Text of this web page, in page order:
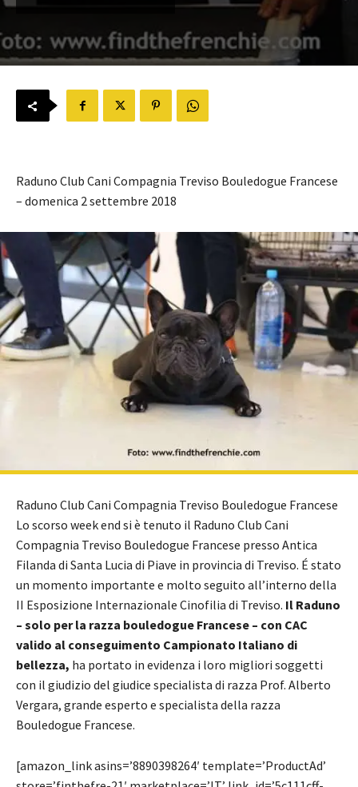
Raduno Club Cani Compagnia Treviso Bouledogue Francese
– domenica 2 settembre 2018
Raduno Club Cani Compagnia Treviso Bouledogue Francese
Lo scorso week end si è tenuto il Raduno Club Cani
Compagnia Treviso Bouledogue Francese presso Antica
Filanda di Santa Lucia di Piave in provincia di Treviso. É stato
un momento importante e molto seguito all’interno della
II Esposizione Internazionale Cinofilia di Treviso. Il Raduno
– solo per la razza bouledogue Francese – con CAC
valido al conseguimento Campionato Italiano di
bellezza, ha portato in evidenza i loro migliori soggetti
con il giudizio del giudice specialista di razza Prof. Alberto
Vergara, grande esperto e specialista della razza
Bouledogue Francese.
[amazon_link asins=’8890398264′ template=’ProductAd’